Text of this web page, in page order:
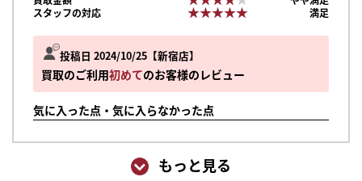
投稿日 2024/10/25 新宿店
買取のご利用初めてのお客様のレビュー
気に入った点・気に入らなかった点
スタッフの対応
★★★★★
★★★★★ 満足
もっと見る